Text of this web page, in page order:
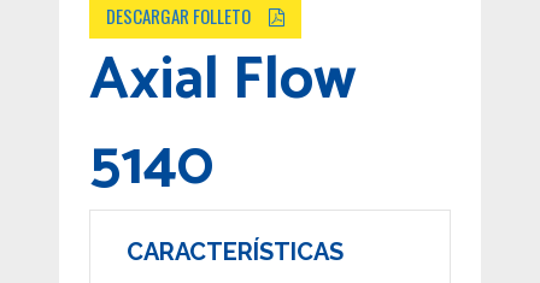
DESCARGAR FOLLETO
Axial Flow
5140
CARACTERÍSTICAS